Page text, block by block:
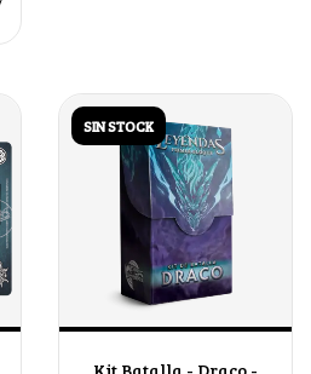
SIN STOCK